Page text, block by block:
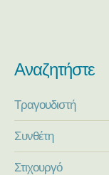
Αναζητήστε
Τραγουδιστή
Συνθέτη
Στιχουργό